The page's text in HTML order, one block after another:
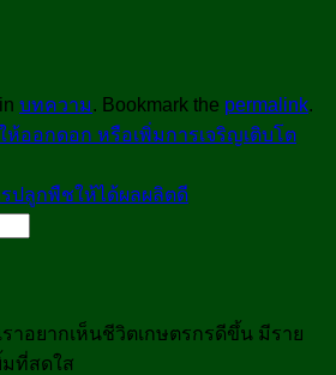
บทความ. Bookmark the permalink.
ออกดอก หรือเพิ่มการเจริญเติบโต
ปลูกพืชให้ได้ผลผลิตดี
ราอยากเห็นชีวิตเกษตรกรดีขึ้น มีราย
ที่สดใส